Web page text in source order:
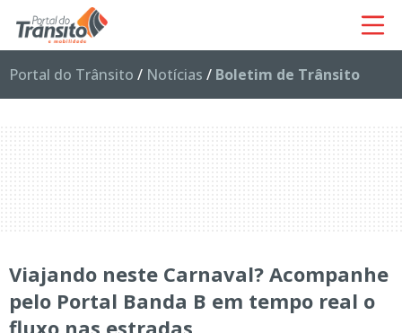
Portal do Trânsito / Notícias / Boletim de Trânsito
Viajando neste Carnaval? Acompanhe
pelo Portal Banda B em tempo real o
fluxo nas estradas